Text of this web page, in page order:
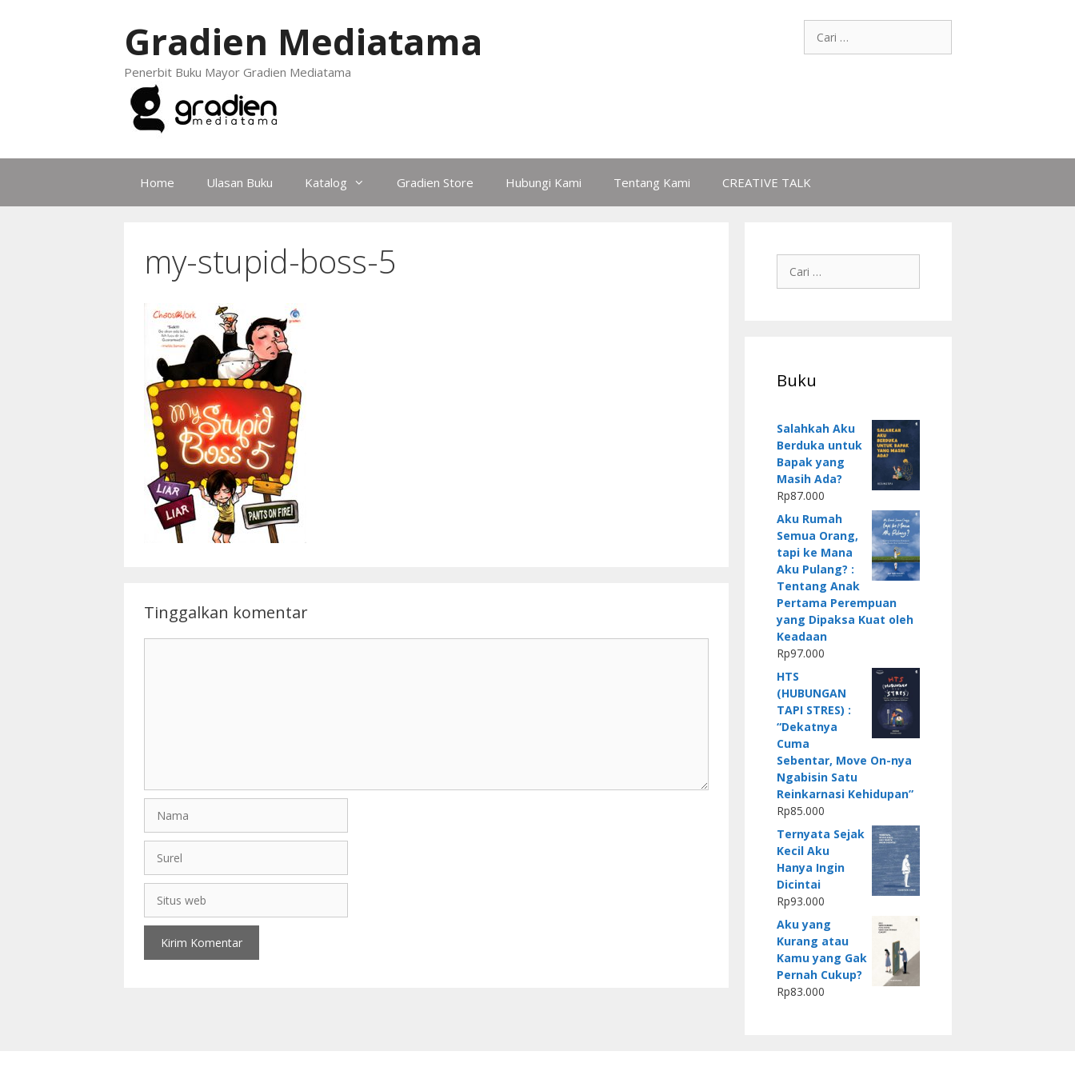
Gradien Mediatama
Penerbit Buku Mayor Gradien Mediatama
Home Ulasan Buku Katalog Gradien Store Hubungi Kami Tentang Kami CREATIVE TALK
my-stupid-boss-5
Tinggalkan komentar
Buku
Salahkah Aku
Berduka untuk
Bapak yang
Masih Ada?
Rp87.000
Aku Rumah
Semua Orang,
tapi ke Mana
Aku Pulang? :
Tentang Anak
Pertama Perempuan
yang Dipaksa Kuat oleh
Keadaan
Rp97.000
HTS
(HUBUNGAN
TAPI STRES) :
“Dekatnya
Cuma
Sebentar, Move On-nya
Ngabisin Satu
Reinkarnasi Kehidupan”
Rp85.000
Ternyata Sejak
Kecil Aku
Hanya Ingin
Dicintai
Rp93.000
Aku yang
Kurang atau
Kamu yang Gak
Pernah Cukup?
Rp83.000